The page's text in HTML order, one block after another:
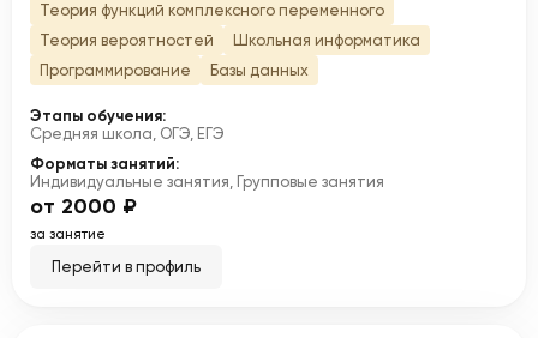
Теория функций комплексного переменного
Теория вероятностей
Школьная информатика
Программирование
Базы данных
Этапы обучения:
Средняя школа, ОГЭ, ЕГЭ
Форматы занятий:
Индивидуальные занятия, Групповые занятия
от 2000 ₽
за занятие
Перейти в профиль